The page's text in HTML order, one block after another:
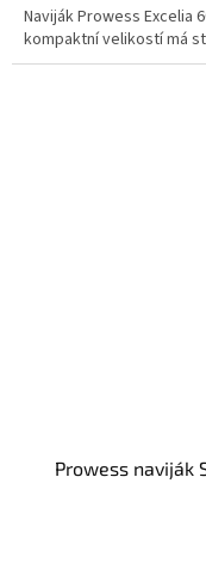
Naviják Prowess Excelia
kompaktní velikostí má
Prowess naviják